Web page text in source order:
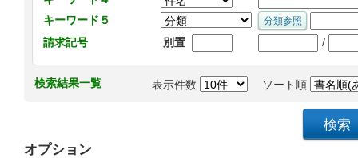
キーワード５
請求記号
別置 /
検索結果一覧 表示件数 ソート順
オプション